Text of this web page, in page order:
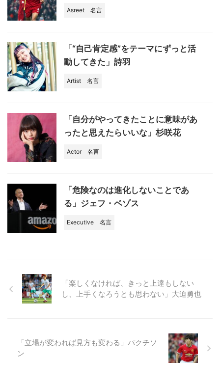
Asreet 名言
「“自己肯定感”をテーマにずっと活
動してきた」詩羽
Artist 名言
「自分がやってきたことに意味があ
ったと思えたらいいな」杉咲花
Actor 名言
「危険なのは進化しないことであ
る」ジェフ・ベゾス
Executive 名言
「楽しくなければ、きっと上達もしない
し、上手くなろうとも思わない」大迫勇也
「立場が変われば見方も変わる」パクチソ
ン